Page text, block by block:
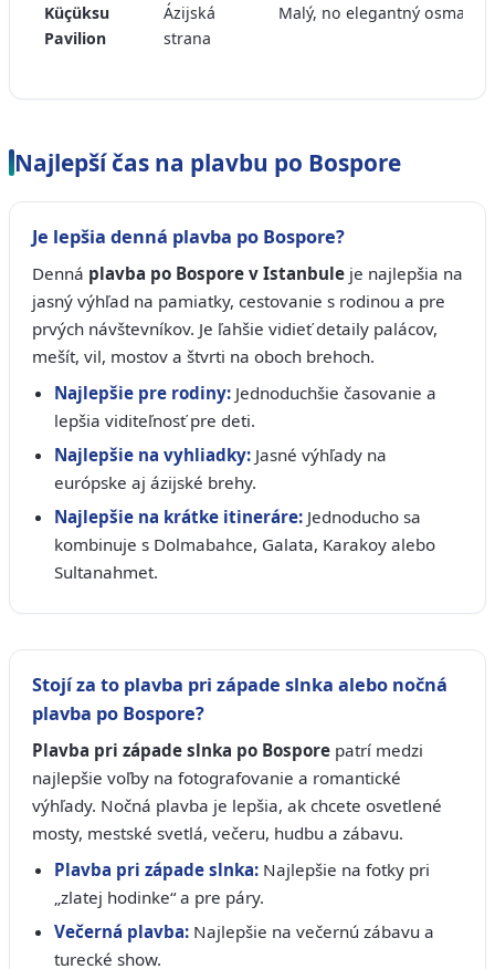
Küçüksu
Pavilion
Ázijská
strana
Malý, no elegantný
Najlepší čas na plavbu po Bospore
Je lepšia denná plavba po Bospore?
Denná plavba po Bospore v Istanbule je najlepšia na
jasný výhľad na pamiatky, cestovanie s rodinou a pre
prvých návštevníkov. Je ľahšie vidieť detaily palácov,
mešít, vil, mostov a štvrti na oboch brehoch.
Najlepšie pre rodiny: Jednoduchšie časovanie a
lepšia viditeľnosť pre deti.
Najlepšie na vyhliadky: Jasné výhľady na
európske aj ázijské brehy.
Najlepšie na krátke itineráre: Jednoducho sa
kombinuje s Dolmabahce, Galata, Karakoy alebo
Sultanahmet.
Stojí za to plavba pri západe slnka alebo nočná
plavba po Bospore?
Plavba pri západe slnka po Bospore patrí medzi
najlepšie voľby na fotografovanie a romantické
výhľady. Nočná plavba je lepšia, ak chcete osvetlené
mosty, mestské svetlá, večeru, hudbu a zábavu.
Plavba pri západe slnka: Najlepšie na fotky pri
„zlatej hodinke“ a pre páry.
Večerná plavba: Najlepšie na večernú zábavu a
turecké show.